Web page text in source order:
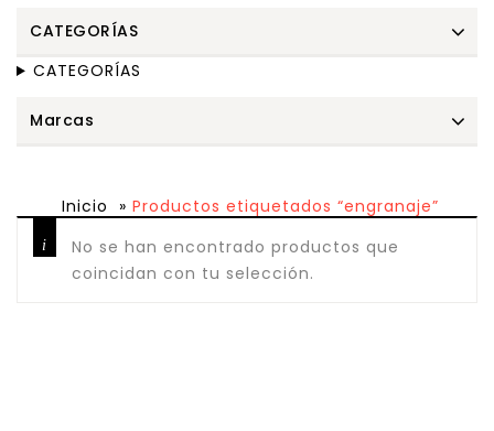
Inicio » Productos etiquetados “engranaje”
No se han encontrado productos que
coincidan con tu selección.
CATEGORÍAS
CATEGORÍAS
Marcas